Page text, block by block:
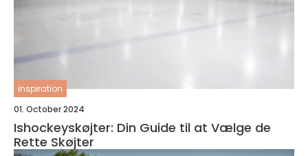
inspiration
01. October 2024
Ishockeyskøjter: Din Guide til at Vælge de
Rette Skøjter